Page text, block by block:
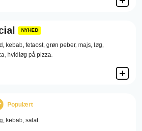
NYHED
kebab, fetaost, grøn peber, majs, løg,
hvidløg på pizza.
Populært
kebab, salat.